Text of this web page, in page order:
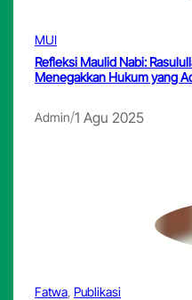
MUI
Refleksi Maulid Nabi:
Menegakkan Hukum yang
Admin/1 Agu 2025
Fatwa, Publikasi